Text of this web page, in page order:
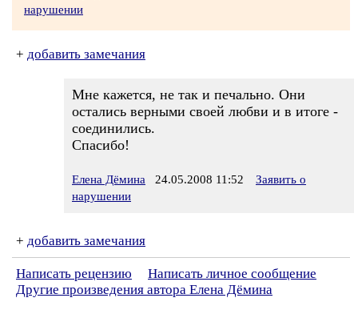
нарушении
+ добавить замечания
Мне кажется, не так и печально. Они
остались верными своей любви и в итоге -
соединились.
Спасибо!
Елена Дёмина 24.05.2008 11:52
Заявить о
нарушении
+ добавить замечания
Написать рецензию
Написать личное сообщение
Другие произведения автора Елена Дёмина